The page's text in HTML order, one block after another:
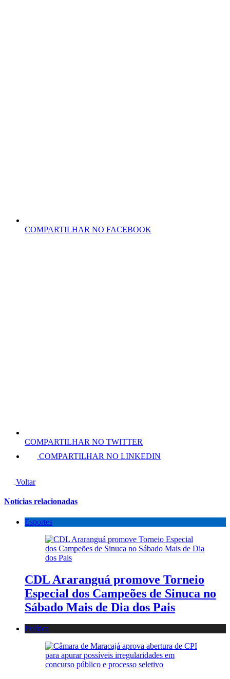
COMPARTILHAR NO FACEBOOK
COMPARTILHAR NO TWITTER
COMPARTILHAR NO LINKEDIN
Voltar
Notícias relacionadas
Esportes
CDL Araranguá promove Torneio
Especial dos Campeões de Sinuca no
Sábado Mais de Dia dos Pais
Política